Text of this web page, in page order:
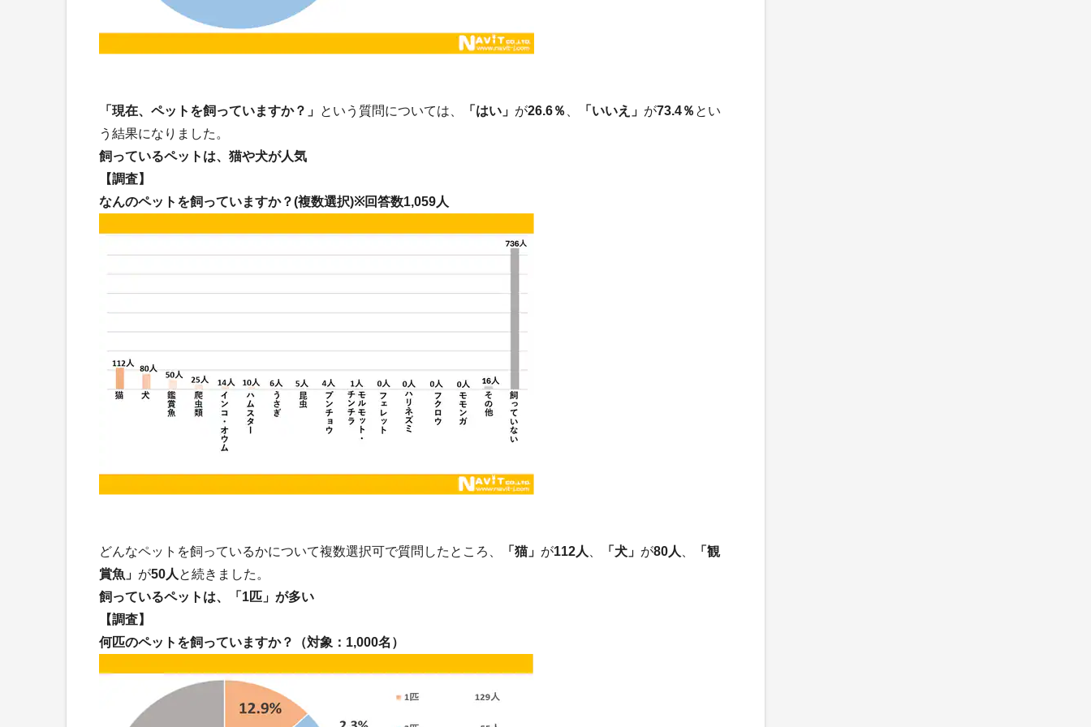
「現在、ペットを飼っていますか？」 という質問については、 「はい」 が26.6％ 「いいえ」 が73.4％ とい
う結果になりました。
飼っているペットは、猫や犬が人気
【調査】
なんのペットを飼っていますか？(複数選択)※回答数1,059人
どんなペットを飼っているかについて複数選択可で質問したところ、 「猫」 が112人 「犬」 が80人
「観
賞魚」 が50人 と続きました。
飼っているペットは、「1匹」が多い
【調査】
何匹のペットを飼っていますか？（対象：1,000名）